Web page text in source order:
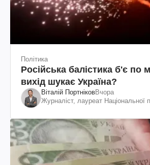
Політика
Російська балістика б'є по
вихід шукає Україна?
Віталій ПортніковВчора
Журналіст, лауреат Національної